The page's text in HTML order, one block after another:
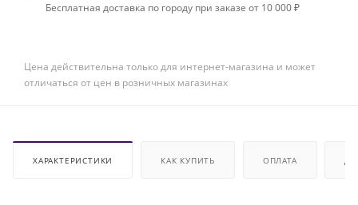
Бесплатная доставка по городу при заказе от 10 000 ₽
Цена действительна только для интернет-магазина и может
отличаться от цен в розничных магазинах
ХАРАКТЕРИСТИКИ КАК КУПИТЬ ОПЛАТА